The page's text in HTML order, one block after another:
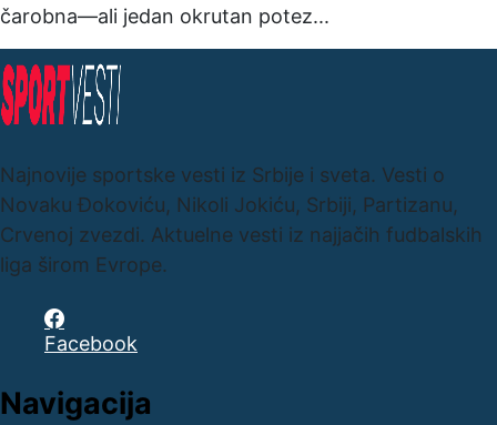
čarobna—ali jedan okrutan potez...
Najnovije sportske vesti iz Srbije i sveta. Vesti o
Novaku Đokoviću, Nikoli Jokiću, Srbiji, Partizanu,
Crvenoj zvezdi. Aktuelne vesti iz najjačih fudbalskih
liga širom Evrope.
Facebook
Navigacija